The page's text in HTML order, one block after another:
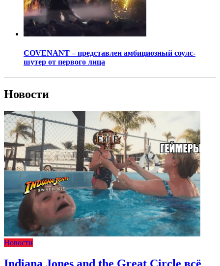
COVENANT – представлен амбициозный соулс-
шутер от первого лица
Новости
Новости